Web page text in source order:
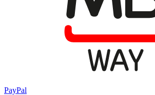
PayPal